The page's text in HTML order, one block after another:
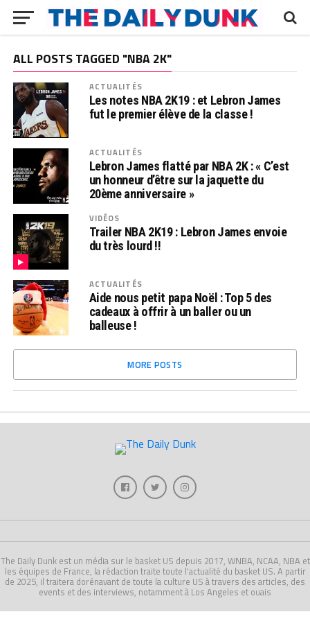
ALL POSTS TAGGED "NBA 2K"
ACTUALITÉS
Les notes NBA 2K19 : et Lebron James
fut le premier élève de la classe !
ACTUALITÉS
Lebron James flatté par NBA 2K : « C’est
un honneur d’être sur la jaquette du
20ème anniversaire »
VIDÉOS
Trailer NBA 2K19 : Lebron James envoie
du très lourd !!
ACTUALITÉS
Aide nous petit papa Noël : Top 5 des
cadeaux à offrir à un baller ou un
balleuse !
MORE POSTS
The Daily Dunk est un média sur le basket US depuis 2017, WNBA, NCAA, NBA et
les équipes de France, la rédaction traite toute l'actualité du basket US. A partir
de 2025, il traitera dorénavant de toute la culture US à travers des articles, des
events et des interviews, notamment à Los Angeles et ouais